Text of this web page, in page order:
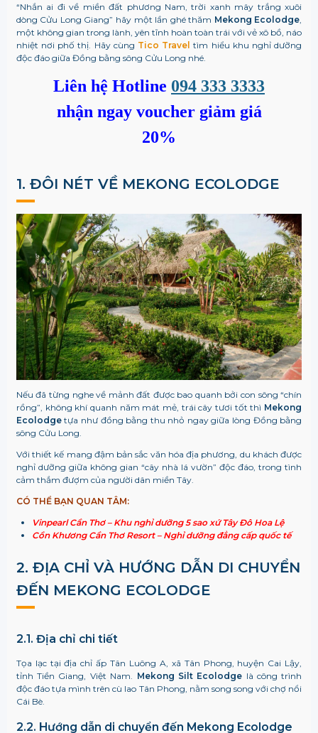
“Nhắn ai đi về miền đất phương Nam, trời xanh mây trắng xuôi
dòng Cửu Long Giang” hãy một lần ghé thăm Mekong Ecolodge
một không gian trong lành, yên tĩnh hoàn toàn trái với vẻ xô bồ, náo
nhiệt nơi phố thị. Hãy cùng Tico Travel tìm hiểu khu nghỉ dưỡng
độc đáo giữa Đồng bằng sông Cửu Long nhé.
Liên hệ Hotline 094 333 3333
nhận ngay voucher giảm giá
20%
1. ĐÔI NÉT VỀ MEKONG ECOLODGE
Nếu đã từng nghe về mảnh đất được bao quanh bởi con sông “chín
rồng”, không khí quanh năm mát mẻ, trái cây tươi tốt thì Mekong
Ecolodgetựa như đồng bằng thu nhỏ ngay giữa lòng Đồng bằng
sông Cửu Long.
Với thiết kế mang đậm bản sắc văn hóa địa phương, du khách được
nghỉ dưỡng giữa không gian “cây nhà lá vườn” độc đáo, trong tình
cảm thắm đượm của người dân miền Tây.
CÓ THỂ BẠN QUAN TÂM:
Vinpearl Cần Thơ – Khu nghỉ dưỡng 5 sao xứ Tây Đô Hoa Lệ
Cồn Khương Cần Thơ Resort – Nghỉ dưỡng đẳng cấp quốc tế
2. ĐỊA CHỈ VÀ HƯỚNG DẪN DI CHUYỂN
ĐẾN MEKONG ECOLODGE
2.1. Địa chỉ chi tiết
Tọa lạc tại địa chỉ ấp Tân Luông A, xã Tân Phong, huyện Cai Lậy,
tỉnh Tiền Giang, Việt Nam. Mekong Silt Ecolodge là công trình
độc đáo tựa mình trên cù lao Tân Phong, nằm song song với chợ nổi
Cái Bè.
2.2. Hướng dẫn di chuyển đến Mekong Ecolodge